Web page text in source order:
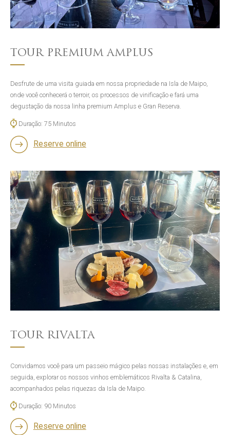
TOUR PREMIUM AMPLUS
Desfrute de uma visita guiada em nossa propriedade na Isla de Maipo,
onde você conhecerá o terroir, os processos de vinificação e fará uma
degustação da nossa linha premium Amplus e Gran Reserva.
Duração: 75 Minutos
Reserve online
TOUR RIVALTA
Convidamos você para um passeio mágico pelas nossas instalações e, em
seguida, explorar os nossos vinhos emblemáticos Rivalta & Catalina,
acompanhados pelas riquezas da Isla de Maipo.
Duração: 90 Minutos
Reserve online